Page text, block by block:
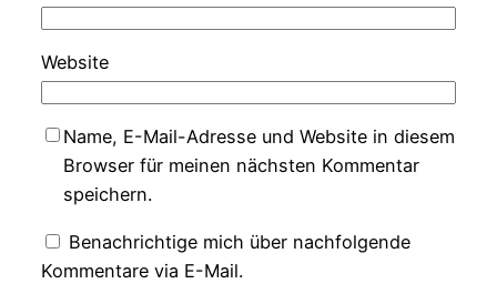
Website
Name, E-Mail-Adresse und Website in diesem
Browser für meinen nächsten Kommentar
speichern.
Benachrichtige mich über nachfolgende
Kommentare via E-Mail.